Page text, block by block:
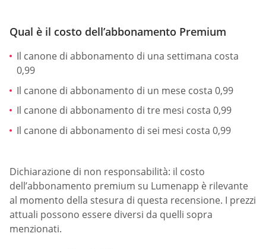
Qual è il costo dell’abbonamento Premium
Il canone di abbonamento di una settimana costa
0,99
Il canone di abbonamento di un mese costa 0,99
Il canone di abbonamento di tre mesi costa 0,99
Il canone di abbonamento di sei mesi costa 0,99
Dichiarazione di non responsabilità: il costo
dell’abbonamento premium su Lumenapp è rilevante
al momento della stesura di questa recensione. I prezzi
attuali possono essere diversi da quelli sopra
menzionati.